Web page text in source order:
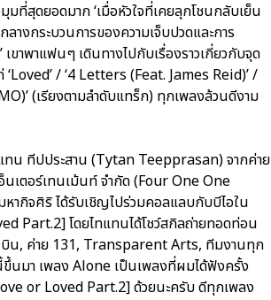
ที่สุดยอดมาก ‘เมื่อหัวใจที่เคยลุกโชนกลับเย็น
ลางกระบวนการของความเจ็บปวดและการ
ขาพาแฟนๆ เดินทางไปกับเรื่องราวเกี่ยวกับจุด
/ ‘4 Letters (Feat. James Reid)’ /
(เรียงตามลำดับแทร็ก) ทุกเพลงล้วนดีงาม
น ทีปประสาน (Tytan Teepprasan) จากค่าย
นเตอร์เทนเม้นท์ จำกัด (Four One One
กิจศิริ ได้รับเชิญไปร่วมคอลแลบกับบีไอใน
Part.2] โดยไทแทนได้โชว์สกิลถ่ายทอดท่อน
บิน, ค่าย 131, Transparent Arts, ทีมงานทุก
ขึ้นมา เพลง Alone เป็นเพลงที่ผมได้ฟังครั้ง
or Loved Part.2] ด้วยนะครับ ดีทุกเพลง